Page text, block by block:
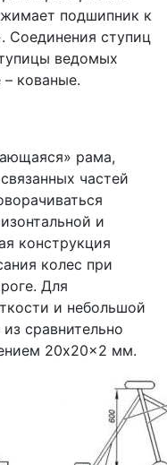
подшипник к
Соединения ступиц
ведомых
кованые.
рама,
частей
и
конструкция
колес при
Для
и небольшой
сравнительно
20x20x2 мм.